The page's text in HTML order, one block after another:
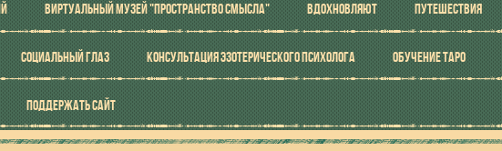
ВИРТУАЛЬНЫЙ МУЗЕЙ "ПРОСТРАНСТВО СМЫСЛА" ВДОХНОВЛЯЮТ ПУТЕШЕСТВИЯ
СОЦИАЛЬНЫЙ ГЛАЗ КОНСУЛЬТАЦИЯ ЭЗОТЕРИЧЕСКОГО ПСИХОЛОГА ОБУЧЕНИЕ ТАРО
ПОДДЕРЖАТЬ САЙТ